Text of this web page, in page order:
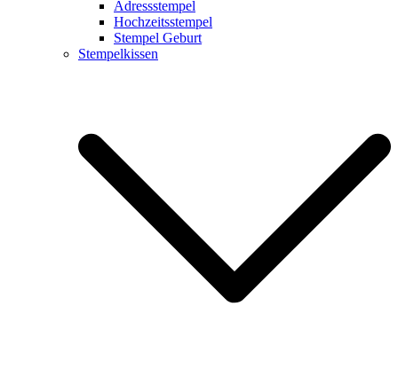
Adressstempel
Hochzeitsstempel
Stempel Geburt
Stempelkissen